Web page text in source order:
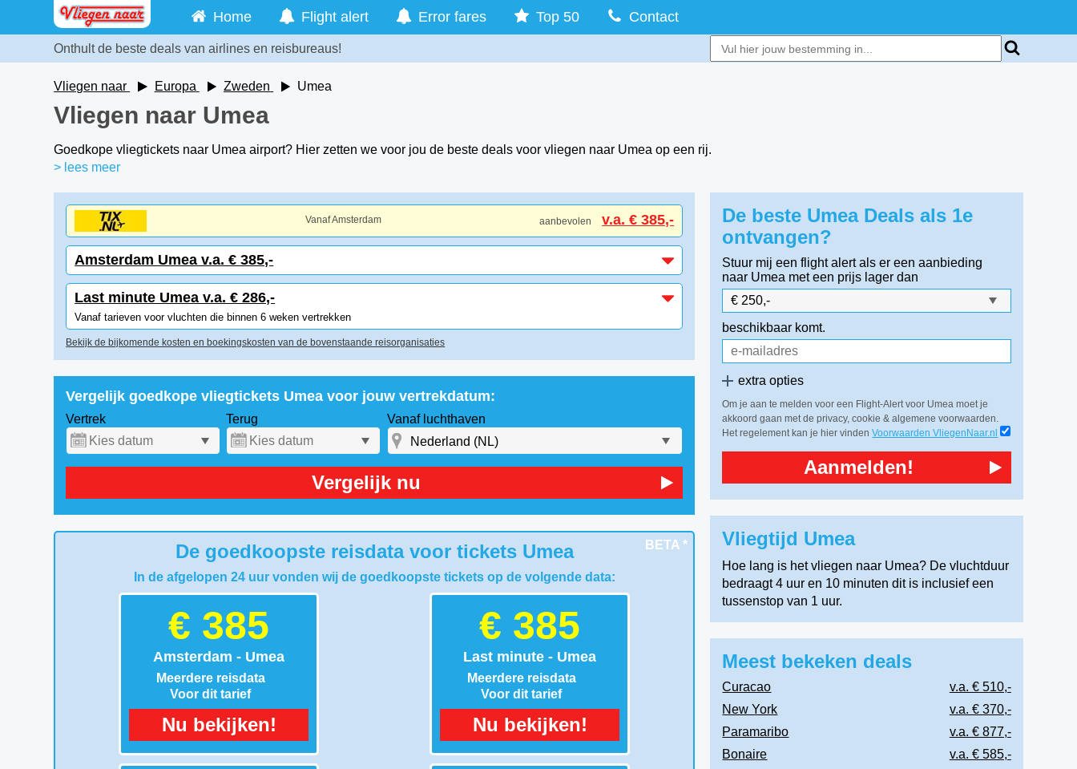
Home Flight alert Error fares Top 50 Contact
Onthult de beste deals van airlines en reisbureaus!
Vliegen naar Europa Zweden Umea
Vliegen naar Umea
Goedkope vliegtickets naar Umea airport? Hier zetten we voor jou de beste deals voor vliegen naar Umea op een rij.
> lees meer
Vanaf Amsterdam aanbevolen v.a. € 385,-
Amsterdam Umea v.a. € 385,-
Last minute Umea v.a. € 286,-
Vanaf tarieven voor vluchten die binnen 6 weken vertrekken
Bekijk de bijkomende kosten en boekingskosten van de bovenstaande reisorganisaties
Vergelijk goedkope vliegtickets Umea voor jouw vertrekdatum:
Vertrek Terug Vanaf luchthaven
Vergelijk nu
BETA *
De goedkoopste reisdata voor tickets Umea
In de afgelopen 24 uur vonden wij de goedkoopste tickets op de volgende data:
€ 385
Amsterdam - Umea
Meerdere reisdata
Voor dit tarief
Nu bekijken!
€ 385
Last minute - Umea
Meerdere reisdata
Voor dit tarief
Nu bekijken!
De beste Umea Deals als 1e
ontvangen?
Stuur mij een flight alert als er een aanbieding
naar Umea met een prijs lager dan
beschikbaar komt.
extra opties
Om je aan te melden voor een Flight-Alert voor Umea moet je
akkoord gaan met de privacy, cookie & algemene voorwaarden.
Het regelement kan je hier vindenVoorwaarden VliegenNaar.nl
Aanmelden!
Vliegtijd Umea
Hoe lang is het vliegen naar Umea? De vluchtduur
bedraagt 4 uur en 10 minuten dit is inclusief een
tussenstop van 1 uur.
Meest bekeken deals
Curacao
v.a. € 510,-
New York
v.a. € 370,-
Paramaribo
v.a. € 877,-
Bonaire
v.a. € 585,-